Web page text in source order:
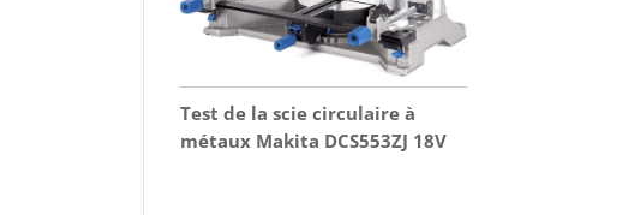
Test de la scie circulaire à
métaux Makita DCS553ZJ 18V